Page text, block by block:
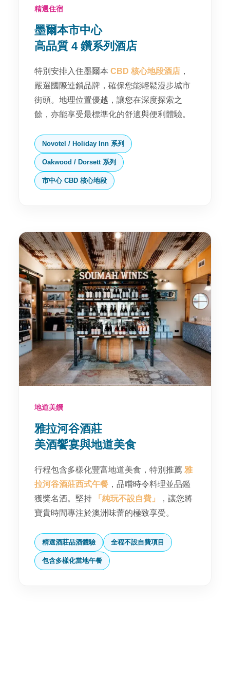
精選住宿
墨爾本市中心
高品質 4 鑽系列酒店
特別安排入住墨爾本 CBD 核心地段酒店 ，
嚴選國際連鎖品牌，確保您能輕鬆漫步城市
街頭。地理位置優越，讓您在深度探索之
餘，亦能享受最標準化的舒適與便利體驗。
Novotel / Holiday Inn 系列
Oakwood / Dorsett 系列
市中心 CBD 核心地段
地道美饌
雅拉河谷酒莊
美酒饗宴與地道美食
行程包含多樣化豐富地道美食，特別推薦 雅
拉河谷酒莊西式午餐 ，品嚐時令料理並品鑑
獲獎名酒。堅持
「純玩不設自費」
，讓您將
寶貴時間專注於澳洲味蕾的極致享受。
精選酒莊品酒體驗 全程不設自費項目
包含多樣化當地午餐